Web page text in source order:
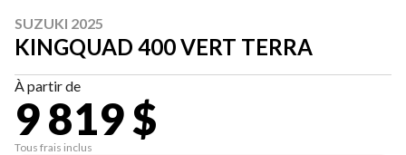
SUZUKI 2025
KINGQUAD 400 VERT TERRA
À partir de
9 819 $
Tous frais inclus